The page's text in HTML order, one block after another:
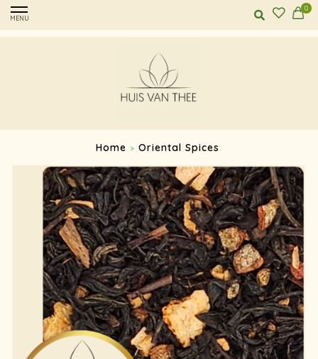
MENU
0
Home > Oriental Spices